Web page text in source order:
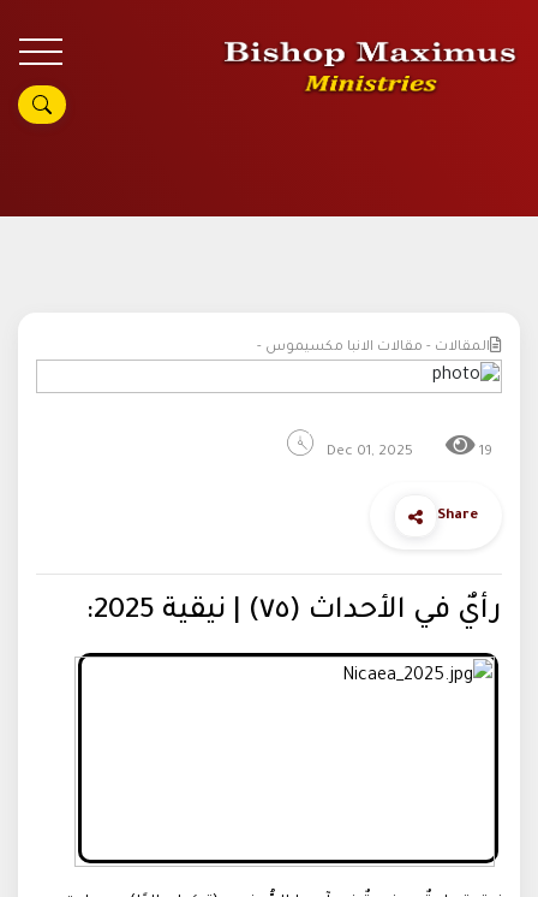
المقالات - مقالات الانبا مكسيموس -
Dec 01, 2025 19
Share
رأيٌ في الأحداث (٧٥) | نيقية 2025: